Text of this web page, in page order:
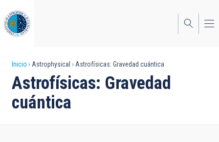
al
contenido
principal
Sobrescribir
enlaces
de
Inicio Astrophysical Astrofísicas: Gravedad cuántica
Astrofísicas: Gravedad
cuántica